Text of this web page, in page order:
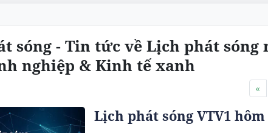
sóng - Tin tức về Lịch phát sóng
nghiệp & Kinh tế xanh
«
Lịch phát sóng VTV1 hôm